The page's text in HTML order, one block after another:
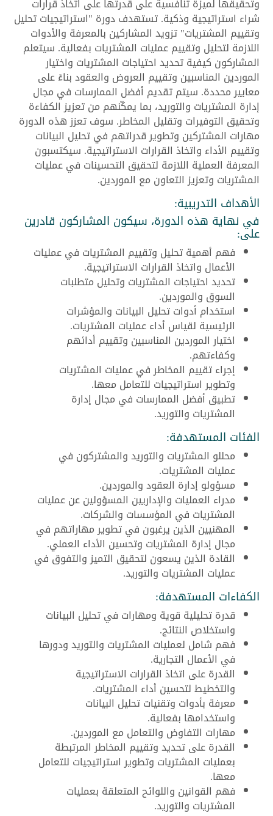
وتحقيقها لميزة تنافسية على قدرتها على اتخاذ قرارات
شراء استراتيجية وذكية. تستهدف دورة "استراتيجيات تحليل
وتقييم المشتريات" تزويد المشاركين بالمعرفة والأدوات
اللازمة لتحليل وتقييم عمليات المشتريات بفعالية. سيتعلم
المشاركون كيفية تحديد احتياجات المشتريات واختيار
الموردين المناسبين وتقييم العروض والعقود بناءً على
معايير محددة. سيتم تقديم أفضل الممارسات في مجال
إدارة المشتريات والتوريد، بما يمكّنهم من تعزيز الكفاءة
وتحقيق التوفيرات وتقليل المخاطر. سوف تعزز هذه الدورة
مهارات المشتركين وتطوير قدراتهم في تحليل البيانات
وتقييم الأداء واتخاذ القرارات الاستراتيجية. سيكتسبون
المعرفة العملية اللازمة لتحقيق التحسينات في عمليات
المشتريات وتعزيز التعاون مع الموردين.
الأهداف التدريبية:
في نهاية هذه الدورة، سيكون المشاركون قادرين
على:
فهم أهمية تحليل وتقييم المشتريات في عمليات
الأعمال واتخاذ القرارات الاستراتيجية.
تحديد احتياجات المشتريات وتحليل متطلبات
السوق والموردين.
استخدام أدوات تحليل البيانات والمؤشرات
الرئيسية لقياس أداء عمليات المشتريات.
اختيار الموردين المناسبين وتقييم أدائهم
وكفاءتهم.
إجراء تقييم المخاطر في عمليات المشتريات
وتطوير استراتيجيات للتعامل معها.
تطبيق أفضل الممارسات في مجال إدارة
المشتريات والتوريد.
الفئات المستهدفة:
محللو المشتريات والتوريد والمشتركون في
عمليات المشتريات.
مسؤولو إدارة العقود والموردين.
مدراء العمليات والإداريين المسؤولين عن عمليات
المشتريات في المؤسسات والشركات.
المهنيين الذين يرغبون في تطوير مهاراتهم في
مجال إدارة المشتريات وتحسين الأداء العملي.
القادة الذين يسعون لتحقيق التميز والتفوق في
عمليات المشتريات والتوريد.
الكفاءات المستهدفة:
قدرة تحليلية قوية ومهارات في تحليل البيانات
واستخلاص النتائج.
فهم شامل لعمليات المشتريات والتوريد ودورها
في الأعمال التجارية.
القدرة على اتخاذ القرارات الاستراتيجية
والتخطيط لتحسين أداء المشتريات.
معرفة بأدوات وتقنيات تحليل البيانات
واستخدامها بفعالية.
مهارات التفاوض والتعامل مع الموردين.
القدرة على تحديد وتقييم المخاطر المرتبطة
بعمليات المشتريات وتطوير استراتيجيات للتعامل
معها.
فهم القوانين واللوائح المتعلقة بعمليات
المشتريات والتوريد.